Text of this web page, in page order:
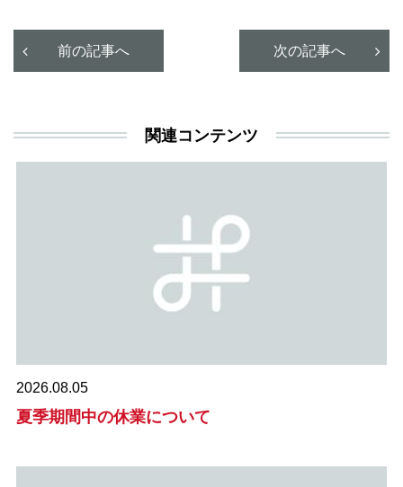
前の記事へ 次の記事へ
関連コンテンツ
2026.08.05
夏季期間中の休業について